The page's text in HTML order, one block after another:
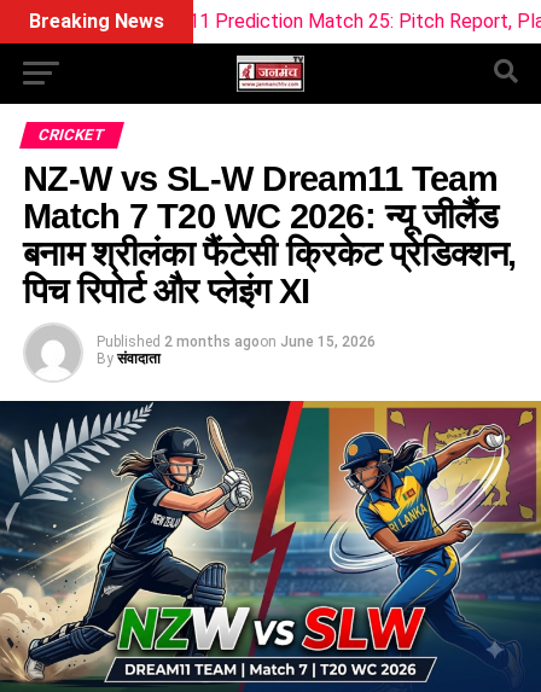
Breaking News
Prediction Match 25: Pitch Report, Playing 11 &
CRICKET
NZ-W vs SL-W Dream11 Team
Match 7 T20 WC 2026: न्यू जीलैंड
बनाम श्रीलंका फैंटेसी क्रिकेट प्रेडिक्शन,
पिच रिपोर्ट और प्लेइंग XI
Published 2 months agoon June 15, 2026
By संवादाता